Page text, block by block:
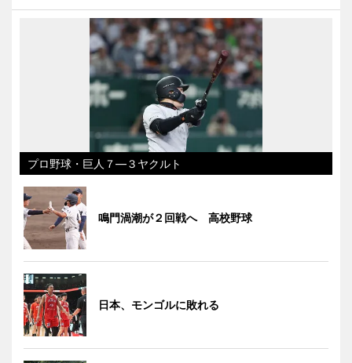
プロ野球・巨人７―３ヤクルト
鳴門渦潮が２回戦へ 高校野球
日本、モンゴルに敗れる